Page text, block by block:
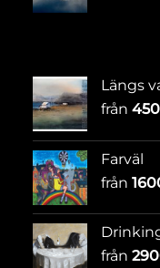
Längs
från
Farväl
från
från